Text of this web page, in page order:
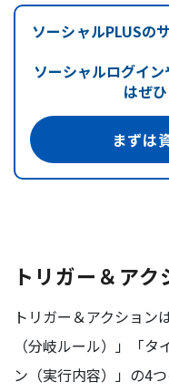
ソーシャルPLUSの
ソーシャルログイ
はぜ
まずは
トリガー＆ア
トリガー＆アクション
（分岐ルール）」「
ン（実行内容）」の4